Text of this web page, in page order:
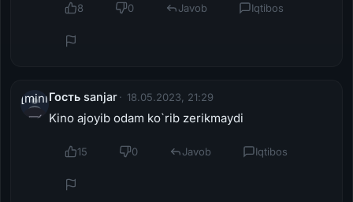
8 0 Javob Iqtibos
[miniposter=avatar]
[/miniposter]
Гость sanjar 18.05.2023, 21:29
Kino ajoyib odam ko`rib zerikmaydi
15 0 Javob Iqtibos